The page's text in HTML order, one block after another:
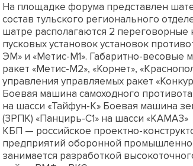
На площадке форума представлен
состав тульского регионального
шатре располагаются 2
пусковых установок установок
ЭМ» и «Метис-М1». Габаритно-весовые
ракет «Метис-М2», «Корнет»,
управления управляемых ракет
Боевая машина самоходного
на шасси «Тайфун-К» Боевая машина
(ЗРПК) «Панцирь-С1» на шасси «КАМАЗ»
КБП — российское проектно-
предприятий оборонной
занимается разработкой